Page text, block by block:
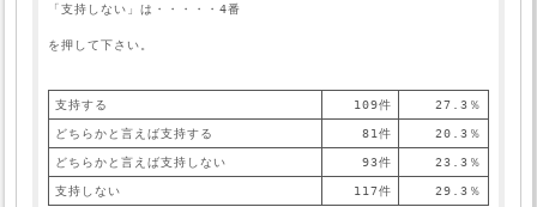
「支持しない」は・・・・・4番
を押して下さい。
支持する 109件 27.3％
どちらかと言えば支持する 81件 20.3％
どちらかと言えば支持しない 93件 23.3％
支持しない 117件 29.3％